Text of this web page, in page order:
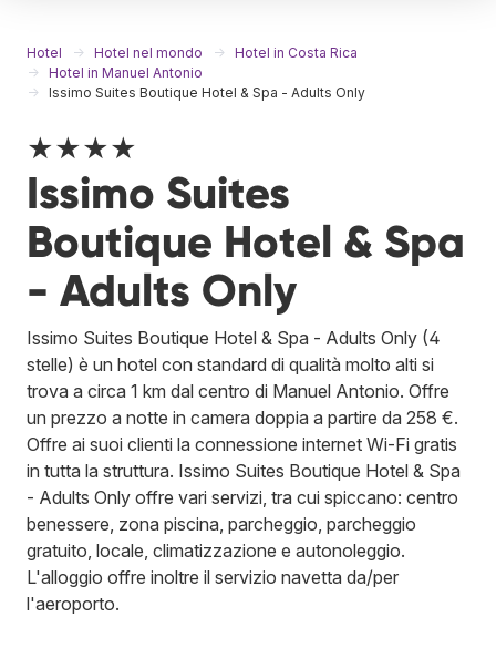
Hotel Hotel nel mondo
Hotel in Costa Rica
Hotel in Manuel Antonio
Issimo Suites Boutique Hotel & Spa - Adults Only
★★★★
Issimo Suites
Boutique Hotel & Spa
- Adults Only
Issimo Suites Boutique Hotel & Spa - Adults Only (4
stelle) è un hotel con standard di qualità molto alti si
trova a circa 1 km dal centro di Manuel Antonio. Offre
un prezzo a notte in camera doppia a partire da 258 €.
Offre ai suoi clienti la connessione internet Wi-Fi gratis
in tutta la struttura. Issimo Suites Boutique Hotel & Spa
- Adults Only offre vari servizi, tra cui spiccano: centro
benessere, zona piscina, parcheggio, parcheggio
gratuito, locale, climatizzazione e autonoleggio.
L'alloggio offre inoltre il servizio navetta da/per
l'aeroporto.